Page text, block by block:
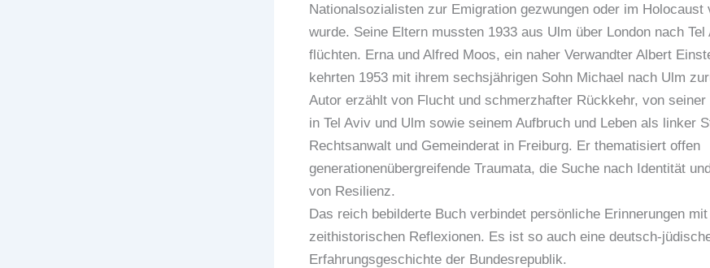
Nationalsozialisten zur Emigration gezwungen oder im Holocaust
wurde. Seine Eltern mussten 1933 aus Ulm über London nach Tel
flüchten. Erna und Alfred Moos, ein naher Verwandter Albert
kehrten 1953 mit ihrem sechsjährigen Sohn Michael nach Ulm
Autor erzählt von Flucht und schmerzhafter Rückkehr, von seiner
in Tel Aviv und Ulm sowie seinem Aufbruch und Leben als linker
Rechtsanwalt und Gemeinderat in Freiburg. Er thematisiert offen
generationenübergreifende Traumata, die Suche nach Identität
von Resilienz.
Das reich bebilderte Buch verbindet persönliche Erinnerungen
zeithistorischen Reflexionen. Es ist so auch eine deutsch-
Erfahrungsgeschichte der Bundesrepublik.